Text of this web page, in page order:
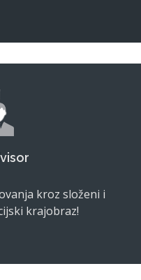
kroz složeni i
krajobraz!